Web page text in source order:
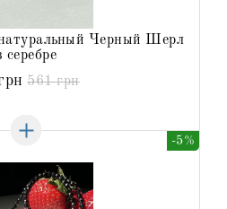
561 грн
Черный Шерл
серебре
-5%